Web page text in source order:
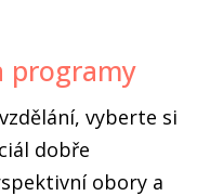
programy
vyberte si
dobře
obory a